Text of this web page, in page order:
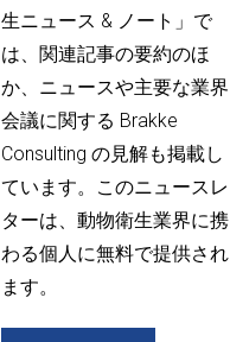
生ニュース & ノート」で
は、関連記事の要約のほ
か、ニュースや主要な業界
会議に関する Brakke
Consulting の見解も掲載し
ています。このニュースレ
ターは、動物衛生業界に携
わる個人に無料で提供され
ます。